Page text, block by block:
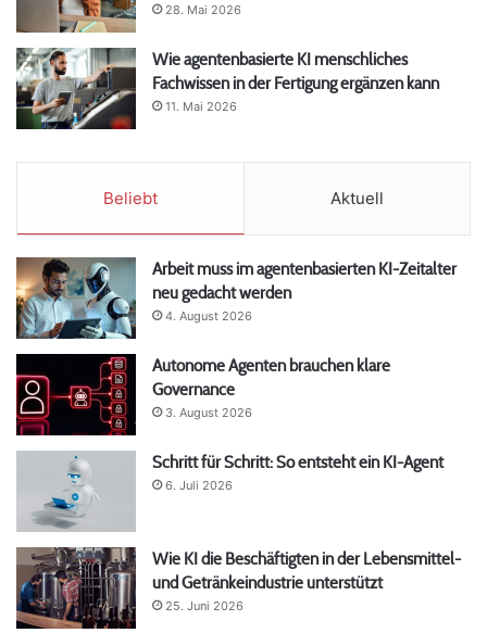
28. Mai 2026
Wie agentenbasierte KI menschliches
Fachwissen in der Fertigung ergänzen kann
11. Mai 2026
Beliebt Aktuell
Arbeit muss im agentenbasierten KI-Zeitalter
neu gedacht werden
4. August 2026
Autonome Agenten brauchen klare
Governance
3. August 2026
Schritt für Schritt: So entsteht ein KI-Agent
6. Juli 2026
Wie KI die Beschäftigten in der Lebensmittel-
und Getränkeindustrie unterstützt
25. Juni 2026